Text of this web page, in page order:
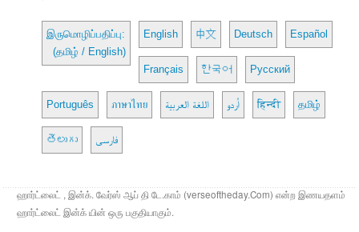
இருமொழிப்பதிப்பு:
(தமிழ் / English)
English 中文 Deutsch Español
Français 한국어 Русский
Português ภาษาไทย اللغة العربية اُردو हिन्दी தமிழ்
తెలుగు فارسی
ஹார்ட்லைட் , இன்க். வேர்ஸ் ஆப் தி டே.காம் (verseoftheday.Com) என்ற இணயதளம்
ஹார்ட்லைட் இன்க் யின் ஒரு பகுதியாகும்.